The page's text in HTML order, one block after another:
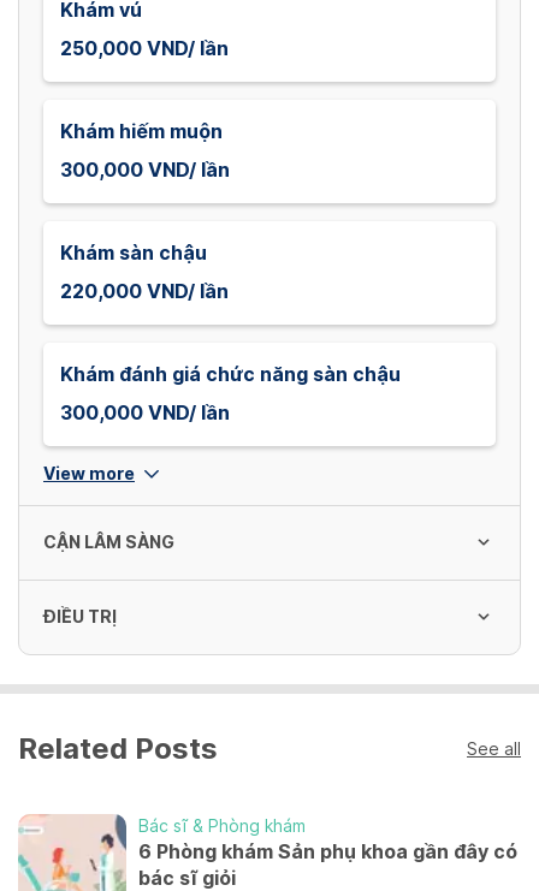
Khám vú
250,000 VND/ lần
Khám hiếm muộn
300,000 VND/ lần
Khám sàn chậu
220,000 VND/ lần
Khám đánh giá chức năng sàn chậu
300,000 VND/ lần
View more
CẬN LÂM SÀNG
Siêu âm sản, phụ khoa (trắng đen)
Siêu âm sản, phụ khoa (đa thai; trắng đen)
Siêu âm sản, phụ khoa (Doppler)
ĐIỀU TRỊ
2,500,000 VND/ lần
Đặt que cấy Implanon
3,500,000 VND/ lần
Related Posts See all
Bác sĩ & Phòng khám
6 Phòng khám Sản phụ khoa gần đây có
bác sĩ giỏi